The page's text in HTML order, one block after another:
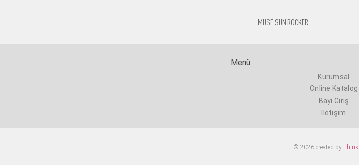
MUSE SUN ROCKER
Menü
Kurumsal
Online Katalog
Bayi Giriş
İletişim
© 2026 created by Think